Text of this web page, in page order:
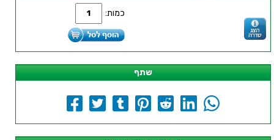
כמות:
שתף